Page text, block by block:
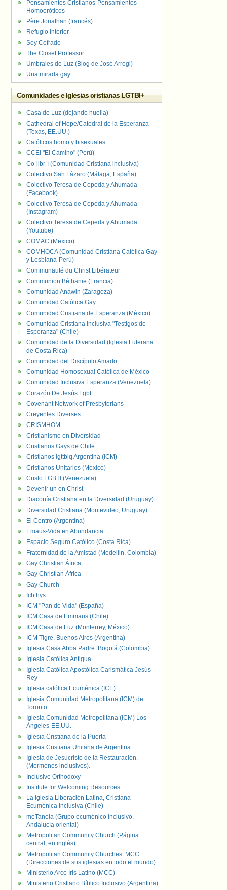
Pensamientos Cristianos-Pensamientos
Homoeróticos
Père Jonathan (francés)
Refugio Interior
Soy Cofrade
The Closet Professor
Umbrales de Luz (Blog de José Arregi)
Una mirada gay
Comunidades e Iglesias cristianas LGTBI+
Casa de Luz (dejando huella)
Cathedral of Hope/Catedral de la Esperanza
(Texas, EE.UU.)
Católicos homo y bisexuales
CCEI "El Camino" (Perú)
Co-libr-í (Comunidad Cristiana inclusiva)
Colectivo San Lázaro (Málaga, España)
Colectivo Teresa de Cepeda y Ahumada
(Facebook)
Colectivo Teresa de Cepeda y Ahumada
(Instagram)
Colectivo Teresa de Cepeda y Ahumada
(Youtube)
COMAC (Mexico)
COMHOCA (Comunidad Cristiana Católica Gay
y Lesbiana-Perú)
Communauté du Christ Libérateur
Communion Béthanie (Francia)
Comunidad Anawin (Zaragoza)
Comunidad Católica Gay
Comunidad Cristiana de Esperanza (México)
Comunidad Cristiana Inclusiva "Testigos de
Esperanza" (Chile)
Comunidad de la Diversidad (Iglesia Luterana
de Costa Rica)
Comunidad del Discípulo Amado
Comunidad Homosexual Católica de México
Comunidad Inclusiva Esperanza (Venezuela)
Corazón De Jesús Lgbt
Covenant Network of Presbyterians
Creyentes Diverses
CRISMHOM
Cristianismo en Diversidad
Cristianos Gays de Chile
Cristianos lgttbiq Argentina (ICM)
Cristianos Unitarios (Mexico)
Cristo LGBTI (Venezuela)
Devenir un en Christ
Diaconía Cristiana en la Diversidad (Uruguay)
Diversidad Cristiana (Montevideo, Uruguay)
El Centro (Argentina)
Emaus-Vida en Abundancia
Espacio Seguro Católico (Costa Rica)
Fraternidad de la Amistad (Medellin, Colombia)
Gay Christian África
Gay Christian África
Gay Church
Ichthys
ICM "Pan de Vida" (España)
ICM Casa de Emmaus (Chile)
ICM Casa de Luz (Monterrey, México)
ICM Tigre, Buenos Aires (Argentina)
Iglesia Casa Abba Padre. Bogotá (Colombia)
Iglesia Católica Antigua
Iglesia Católica Apostólica Carismática Jesús
Rey
Iglesia católica Ecuménica (ICE)
Iglesia Comunidad Metropolitana (ICM) de
Toronto
Iglesia Comunidad Metropolitana (ICM) Los
Ángeles-EE.UU.
Iglesia Cristiana de la Puerta
Iglesia Cristiana Unitaria de Argentina
Iglesia de Jesucristo de la Restauración.
(Mormones inclusivos).
Inclusive Orthodoxy
Institute for Welcoming Resources
La Iglesia Liberación Latina, Cristiana
Ecuménica Inclusiva (Chile)
meTanoia (Grupo ecuménico inclusivo,
Andalucía oriental)
Metropolitan Community Church (Página
central, en inglés)
Metropolitan Community Churches. MCC.
(Direcciones de sus iglesias en todo el mundo)
Ministerio Arco Iris Latino (MCC)
Ministerio Cristiano Bíblico Inclusivo (Argentina)